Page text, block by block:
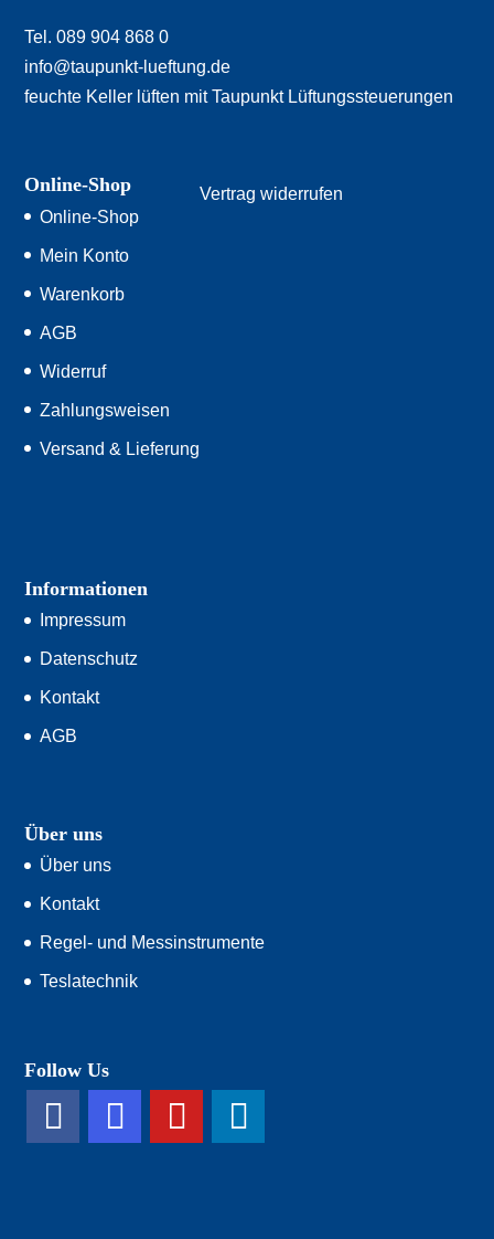
Tel. 089 904 868 0
info@taupunkt-lueftung.de
feuchte Keller lüften mit Taupunkt Lüftungssteuerungen
Online-Shop
Online-Shop
Mein Konto
Warenkorb
AGB
Widerruf
Zahlungsweisen
Versand & Lieferung
Vertrag widerrufen
Informationen
Impressum
Datenschutz
Kontakt
AGB
Über uns
Über uns
Kontakt
Regel- und Messinstrumente
Teslatechnik
Follow Us